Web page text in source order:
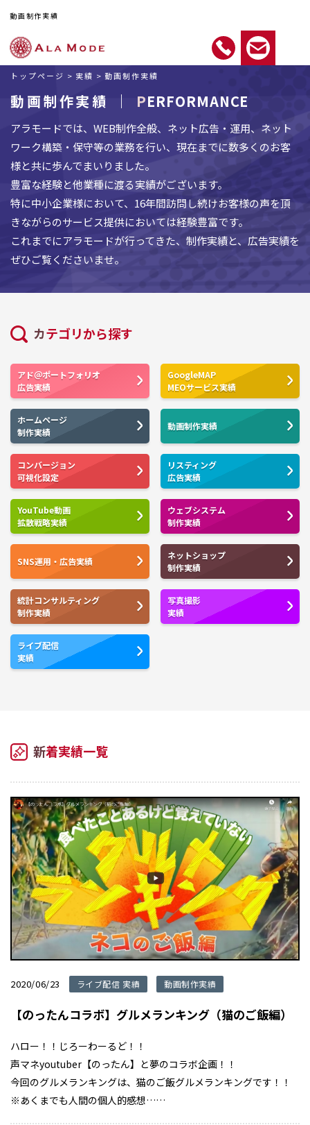
動画制作実績
トップページ > 実績 > 動画制作実績
動画制作実績 ｜ PERFORMANCE
アラモードでは、WEB制作全般、ネット広告・運用、ネット
ワーク構築・保守等の業務を行い、現在までに数多くのお客
様と共に歩んでまいりました。
豊富な経験と他業種に渡る実績がございます。
特に中小企業様において、16年間訪問し続けお客様の声を頂
きながらのサービス提供においては経験豊富です。
これまでにアラモードが行ってきた、制作実績と、広告実績を
ぜひご覧くださいませ。
カテゴリから探す
アド＠ポートフォリオ
広告実績
GoogleMAP
MEOサービス実績
ホームページ
制作実績
動画制作実績
コンバージョン
可視化設定
リスティング
広告実績
YouTube動画
拡散戦略実績
ウェブシステム
制作実績
SNS運用・広告実績
ネットショップ
制作実績
統計コンサルティング
制作実績
写真撮影
実績
ライブ配信
実績
新着実績一覧
2020/06/23 ライブ配信 実績 動画制作実績
【のったんコラボ】グルメランキング（猫のご飯編）
ハロー！！じろーわーるど！！
声マネyoutuber【のったん】と夢のコラボ企画！！
今回のグルメランキングは、猫のご飯グルメランキングです！！
※あくまでも人間の個人的感想……